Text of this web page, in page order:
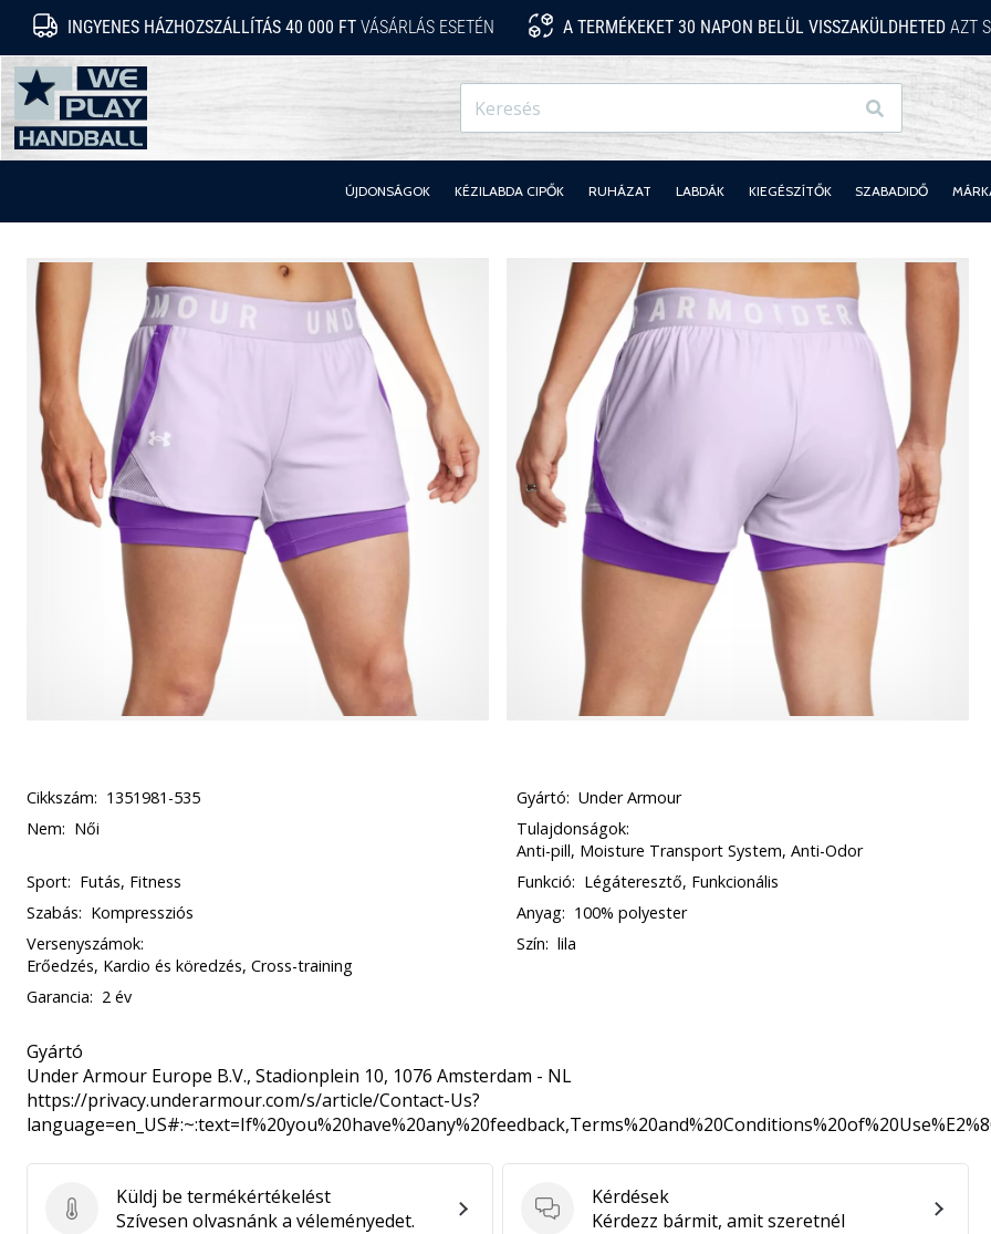
INGYENES HÁZHOZSZÁLLÍTÁS 40 000 FT VÁSÁRLÁS ESETÉN A TERMÉKEKET 30 NAPON BELÜL VISSZAKÜLDHETEDAZT
WePlayHandball.hu
Keresés
ÚJDONSÁGOK KÉZILABDA CIPŐK RUHÁZAT LABDÁK KIEGÉSZÍTŐK SZABADIDŐ
Cikkszám: 1351981-535 Gyártó: Under Armour
Nem: Női
Tulajdonságok:
Anti-pill, Moisture Transport System, Anti-Odor
Sport: Futás, Fitness Funkció: Légáteresztő, Funkcionális
Szabás: Kompressziós Anyag: 100% polyester
Versenyszámok:
Erőedzés, Kardio és köredzés, Cross-training
Szín: lila
Garancia: 2 év
Gyártó
Under Armour Europe B.V., Stadionplein 10, 1076 Amsterdam - NL
https://privacy.underarmour.com/s/article/Contact-Us?
Küldj be termékértékelést
Küldj be termékértékelést
Szívesen olvasnánk a véleményedet.
Kérdések
Kérdések
Kérdezz bármit, amit szeretnél